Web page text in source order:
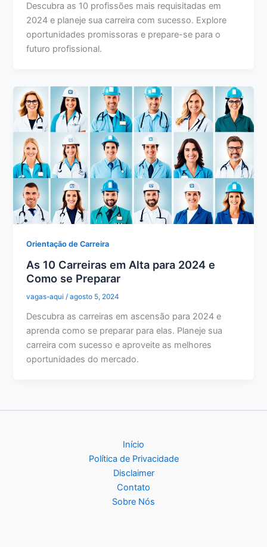
Descubra as 10 profissões mais requisitadas em
2024 e planeje sua carreira com sucesso. Explore
oportunidades promissoras e prepare-se para o
futuro profissional.
Orientação de Carreira
As 10 Carreiras em Alta para 2024 e
Como se Preparar
vagas-aqui/agosto 5, 2024
Descubra as carreiras em ascensão para 2024 e
aprenda como se preparar para elas. Planeje sua
carreira com sucesso e aproveite as melhores
oportunidades do mercado.
Início
Política de Privacidade
Disclaimer
Contato
Sobre Nós